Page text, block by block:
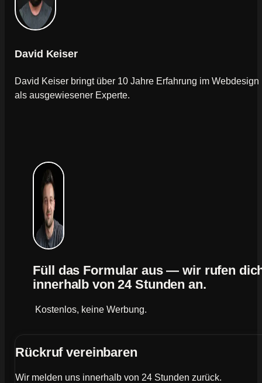
David Keiser
David Keiser bringt über 10 Jahre Erfahrung im
als ausgewiesener Experte.
Rückruf vereinbaren
Wir melden uns innerhalb von 24 Stunden zurück.
Füll das Formular aus — wir rufen
innerhalb von 24 Stunden an.
Kostenlos, keine Werbung.